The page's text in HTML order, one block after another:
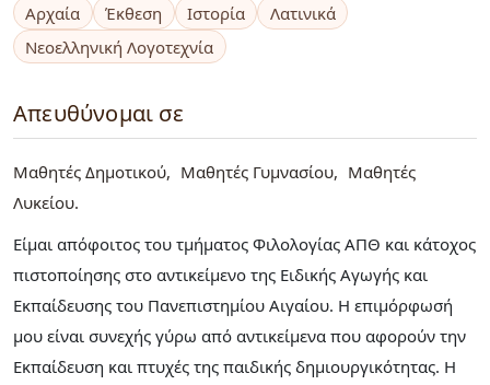
Αρχαία
Έκθεση Ιστορία
Λατινικά
Νεοελληνική Λογοτεχνία
Απευθύνομαι σε
Μαθητές Δημοτικού Μαθητές Γυμνασίου
Μαθητές
Λυκείου
Είμαι απόφοιτος του τμήματος Φιλολογίας ΑΠΘ και κάτοχος
πιστοποίησης στο αντικείμενο της Ειδικής Αγωγής και
Εκπαίδευσης του Πανεπιστημίου Αιγαίου. Η επιμόρφωσή
μου είναι συνεχής γύρω από αντικείμενα που αφορούν την
Εκπαίδευση και πτυχές της παιδικής δημιουργικότητας. Η